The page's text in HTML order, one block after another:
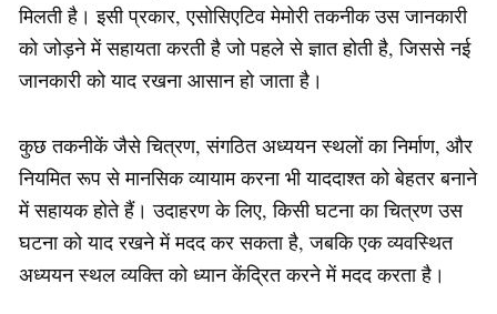
मिलती है। इसी प्रकार, एसोसिएटिव मेमोरी तकनीक उस जानकारी
को जोड़ने में सहायता करती है जो पहले से ज्ञात होती है, जिससे नई
जानकारी को याद रखना आसान हो जाता है।
कुछ तकनीकें जैसे चित्रण, संगठित अध्ययन स्थलों का निर्माण, और
नियमित रूप से मानसिक व्यायाम करना भी याददाश्त को बेहतर बनाने
में सहायक होते हैं। उदाहरण के लिए, किसी घटना का चित्रण उस
घटना को याद रखने में मदद कर सकता है, जबकि एक व्यवस्थित
अध्ययन स्थल व्यक्ति को ध्यान केंद्रित करने में मदद करता है।